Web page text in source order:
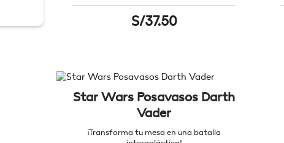
S/37.50
Star Wars Posavasos Darth
Vader
¡Transforma tu mesa en una batalla